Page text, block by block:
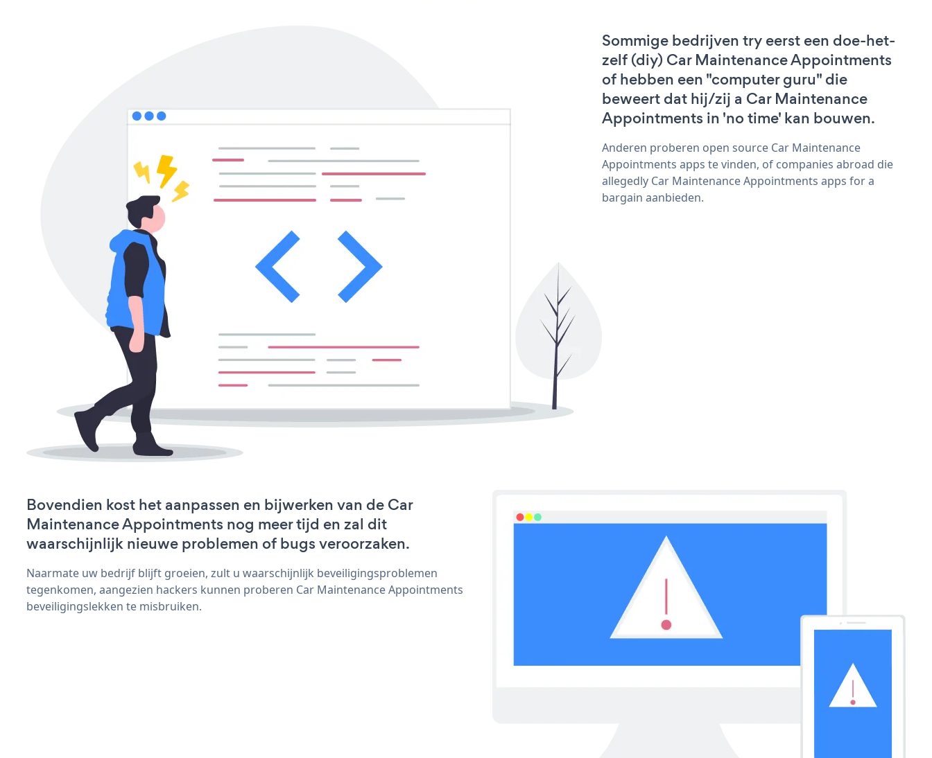
Sommige bedrijven try eerst een doe-het-
zelf (diy) Car Maintenance Appointments
of hebben een "computer guru" die
beweert dat hij/zij a Car Maintenance
Appointments in 'no time' kan bouwen.
Anderen proberen open source Car Maintenance
Appointments apps te vinden, of companies abroad die
allegedly Car Maintenance Appointments apps for a
bargain aanbieden.
Bovendien kost het aanpassen en bijwerken van de Car
Maintenance Appointments nog meer tijd en zal dit
waarschijnlijk nieuwe problemen of bugs veroorzaken.
Naarmate uw bedrijf blijft groeien, zult u waarschijnlijk beveiligingsproblemen
tegenkomen, aangezien hackers kunnen proberen Car Maintenance Appointments
beveiligingslekken te misbruiken.